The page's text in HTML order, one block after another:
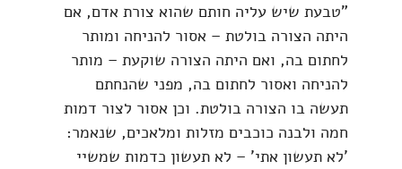
"טבעת שיש עליה חותם שהוא צורת אדם, אם
היתה הצורה בולטת – אסור להניחה ומותר
לחתום בה, ואם היתה הצורה שוקעת – מותר
להניחה ואסור לחתום בה, מפני שהנחתם
תעשה בו הצורה בולטת. וכן אסור לצור דמות
חמה ולבנה כוכבים מזלות ומלאכים, שנאמר:
'לא תעשון אתי' – לא תעשון כדמות שמשיי